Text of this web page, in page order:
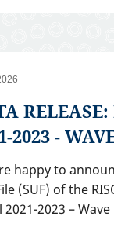
2023 -
happy to
(SUF) of the
2021-2023 –